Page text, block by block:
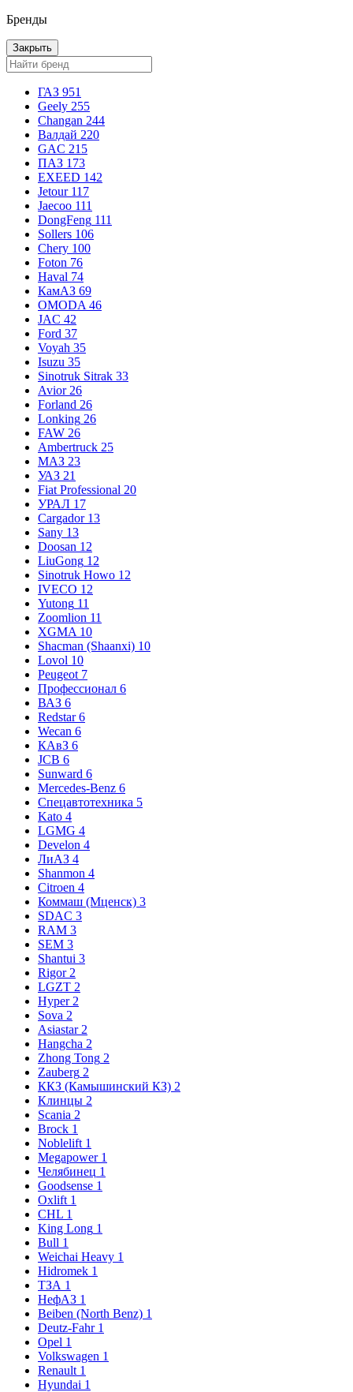
Бренды
Закрыть
ГАЗ 951
Geely 255
Changan 244
Валдай 220
GAC 215
ПАЗ 173
EXEED 142
Jetour 117
Jaecoo 111
DongFeng 111
Sollers 106
Chery 100
Foton 76
Haval 74
КамАЗ 69
OMODA 46
JAC 42
Ford 37
Voyah 35
Isuzu 35
Sinotruk Sitrak 33
Avior 26
Forland 26
Lonking 26
FAW 26
Ambertruck 25
МАЗ 23
УАЗ 21
Fiat Professional 20
УРАЛ 17
Cargador 13
Sany 13
Doosan 12
LiuGong 12
Sinotruk Howo 12
IVECO 12
Yutong 11
Zoomlion 11
XGMA 10
Shacman (Shaanxi) 10
Lovol 10
Peugeot 7
Профессионал 6
ВАЗ 6
Redstar 6
Wecan 6
КАвЗ 6
JCB 6
Sunward 6
Mercedes-Benz 6
Спецавтотехника 5
Kato 4
LGMG 4
Develon 4
ЛиАЗ 4
Shanmon 4
Citroen 4
Коммаш (Мценск) 3
SDAC 3
RAM 3
SEM 3
Shantui 3
Rigor 2
LGZT 2
Hyper 2
Sova 2
Asiastar 2
Hangcha 2
Zhong Tong 2
Zauberg 2
ККЗ (Камышинский КЗ) 2
Клинцы 2
Scania 2
Brock 1
Noblelift 1
Megapower 1
Челябинец 1
Goodsense 1
Oxlift 1
CHL 1
King Long 1
Bull 1
Weichai Heavy 1
Hidromek 1
ТЗА 1
НефАЗ 1
Beiben (North Benz) 1
Deutz-Fahr 1
Opel 1
Volkswagen 1
Renault 1
Hyundai 1